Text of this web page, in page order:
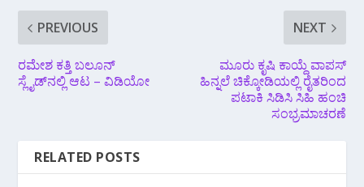
PREVIOUS
ರಮೇಶ ಕತ್ತಿ ಬಲೂನ್
ಸ್ಲೈಡ್‌ನಲ್ಲಿ ಆಟ – ವಿಡಿಯೋ
NEXT
ಮೂರು ಕೃಷಿ ಕಾಯ್ದೆ ವಾಪಸ್
ಹಿನ್ನಲೆ ಚಿಕ್ಕೋಡಿಯಲ್ಲಿ ರೈತರಿಂದ
ಪಟಾಕಿ ಸಿಡಿಸಿ ಸಿಹಿ ಹಂಚಿ
ಸಂಭ್ರಮಾಚರಣೆ
RELATED POSTS